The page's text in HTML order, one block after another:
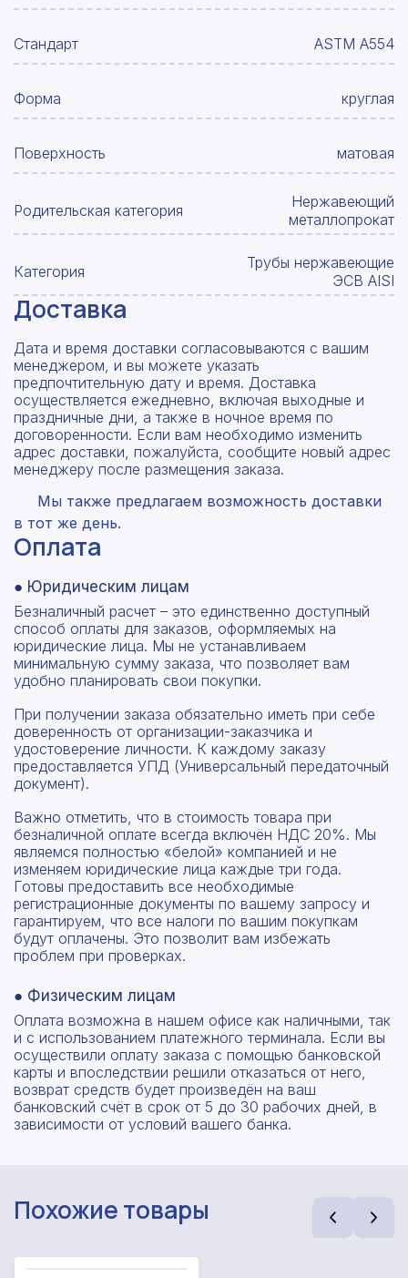
Стандарт ASTM A554
Форма круглая
Поверхность матовая
Родительская категория
Нержавеющий
металлопрокат
Категория
Трубы нержавеющие
ЭСВ AISI
Доставка
Дата и время доставки согласовываются с вашим
менеджером, и вы можете указать
предпочтительную дату и время. Доставка
осуществляется ежедневно, включая выходные и
праздничные дни, а также в ночное время по
договоренности. Если вам необходимо изменить
адрес доставки, пожалуйста, сообщите новый адрес
менеджеру после размещения заказа.
Мы также предлагаем возможность доставки
в тот же день.
Оплата
● Юридическим лицам
Безналичный расчет – это единственно доступный
способ оплаты для заказов, оформляемых на
юридические лица. Мы не устанавливаем
минимальную сумму заказа, что позволяет вам
удобно планировать свои покупки.
При получении заказа обязательно иметь при себе
доверенность от организации-заказчика и
удостоверение личности. К каждому заказу
предоставляется УПД (Универсальный передаточный
документ).
Важно отметить, что в стоимость товара при
безналичной оплате всегда включён НДС 20%. Мы
являемся полностью «белой» компанией и не
изменяем юридические лица каждые три года.
Готовы предоставить все необходимые
регистрационные документы по вашему запросу и
гарантируем, что все налоги по вашим покупкам
будут оплачены. Это позволит вам избежать
проблем при проверках.
● Физическим лицам
Оплата возможна в нашем офисе как наличными, так
и с использованием платежного терминала. Если вы
осуществили оплату заказа с помощью банковской
карты и впоследствии решили отказаться от него,
возврат средств будет произведён на ваш
банковский счёт в срок от 5 до 30 рабочих дней, в
зависимости от условий вашего банка.
Похожие товары
Рассчитать смету